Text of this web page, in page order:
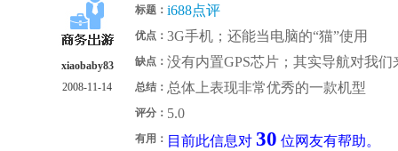
xiaobaby83
2008-11-14
标题： i688点评
优点： 3G手机；还能当电脑的“猫”使用
缺点： 没有内置GPS芯片；其实导航对我们
总结： 总体上表现非常优秀的一款机型
评分： 5.0
有用： 目前此信息对 30 位网友有帮助。